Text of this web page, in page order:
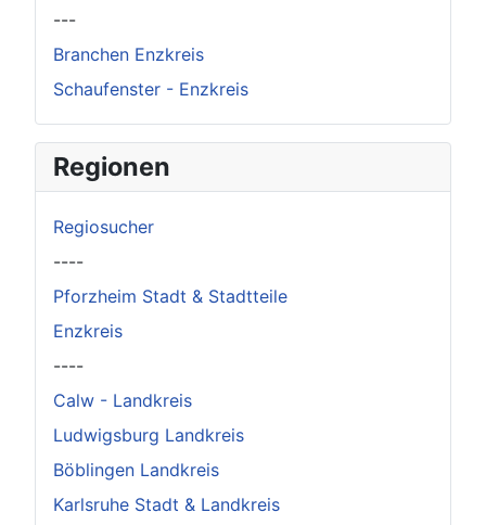
---
Branchen Enzkreis
Schaufenster - Enzkreis
Regionen
Regiosucher
----
Pforzheim Stadt & Stadtteile
Enzkreis
----
Calw - Landkreis
Ludwigsburg Landkreis
Böblingen Landkreis
Karlsruhe Stadt & Landkreis